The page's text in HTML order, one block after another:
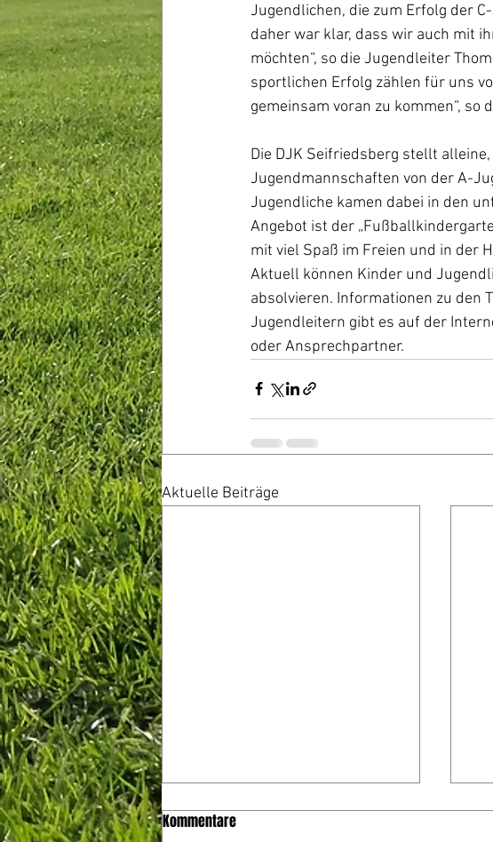
Jugendlichen, die zum Erfolg der
daher war klar, dass wir auch mit
möchten“, so die Jugendleiter
sportlichen Erfolg zählen für uns
gemeinsam voran zu kommen“, so
Die DJK Seifriedsberg stellt
Jugendmannschaften von der A-
Jugendliche kamen dabei in den
Angebot ist der
mit viel Spaß im Freien und in der
Aktuell können Kinder und
absolvieren. Informationen zu den
Jugendleitern gibt es auf der
oder Ansprechpartner.
Aktuelle Beiträge
Kommentare